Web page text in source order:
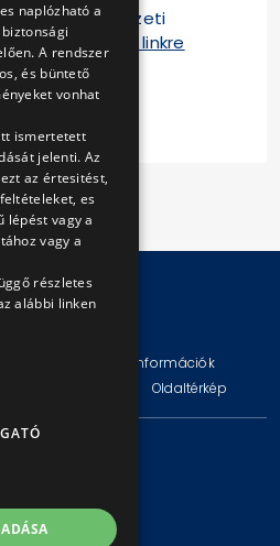
építészeti
videóaz alábbi linkre
Technikai információk
Oldaltérkép
11.
u. 15.
65-00
naplózható a
A rendszer
és büntető
vonhat
ismertetett
jelenti. Az
az értesitést,
es
lépést vagy a
vagy a
részletes
alábbi linken